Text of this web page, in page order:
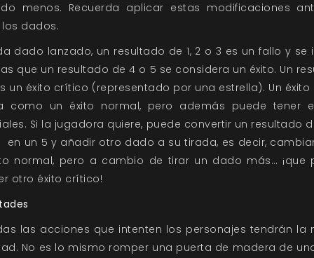
menos. Recuerda aplicar estas modificaciones
dados.
dado lanzado, un resultado de 1, 2 o 3 es un fallo y se
que un resultado de 4 o 5 se considera un éxito. Un
un éxito crítico (representado por una estrella). Un
como un éxito normal, pero además puede tener
Si la jugadora quiere, puede convertir un resultado
un 5 y añadir otro dado a su tirada, es decir,
normal, pero a cambio de tirar un dado más… ¡que
otro éxito crítico!
las acciones que intenten los personajes tendrán la
No es lo mismo romper una puerta de madera de